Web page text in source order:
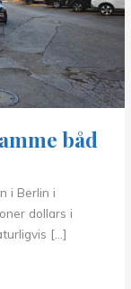
båd
i Berlin i
dollars i
[…]